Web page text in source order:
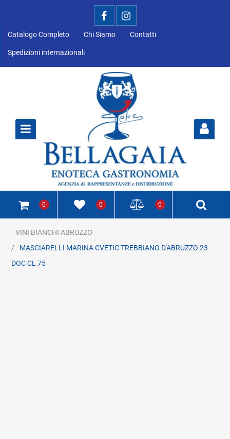
Catalogo Completo Chi Siamo Contatti
Spedizioni internazionali
0 0 0
VINI BIANCHI ABRUZZO
MASCIARELLI MARINA CVETIC TREBBIANO D'ABRUZZO 23
DOC CL 75